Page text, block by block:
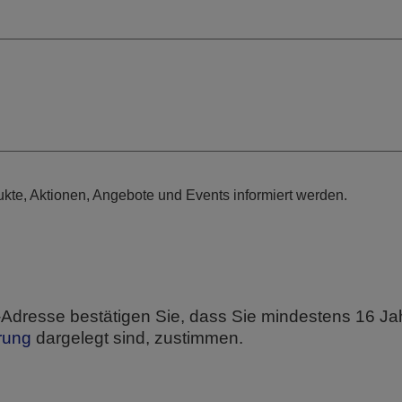
Aktionen, Angebote und Events informiert werden.
bestätigen Sie, dass Sie mindestens 16
dargelegt sind, zustimmen.